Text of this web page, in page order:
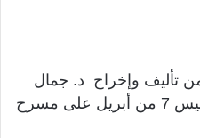
تأليف وإخراج د. جمال
ياقوت والذي يعرض غداَ الخميس 7 من أبريل على مسرح